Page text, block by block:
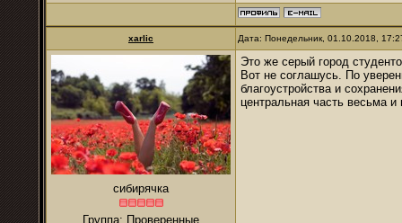
xarlic Дата: Понедельник, 01.10.2018,
сибирячка
Группа: Проверенные
Это же серый город
Вот не соглашусь. По
благоустройства и
центральная часть весьма и